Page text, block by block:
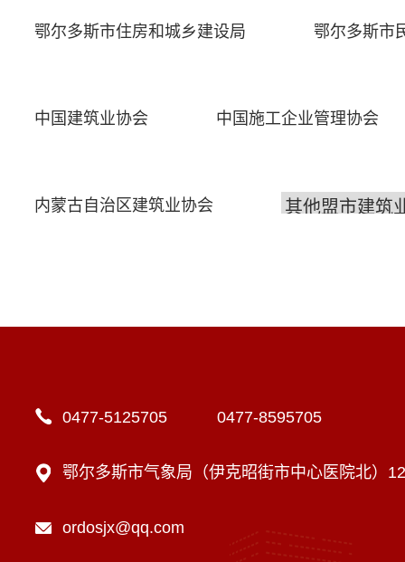
鄂尔多斯市住房和城乡建设局 鄂尔多斯市
中国建筑业协会 中国施工企业管理协会
内蒙古自治区建筑业协会
0477-5125705 0477-8595705
鄂尔多斯市气象局（伊克昭街市中心医院北）
ordosjx@qq.com